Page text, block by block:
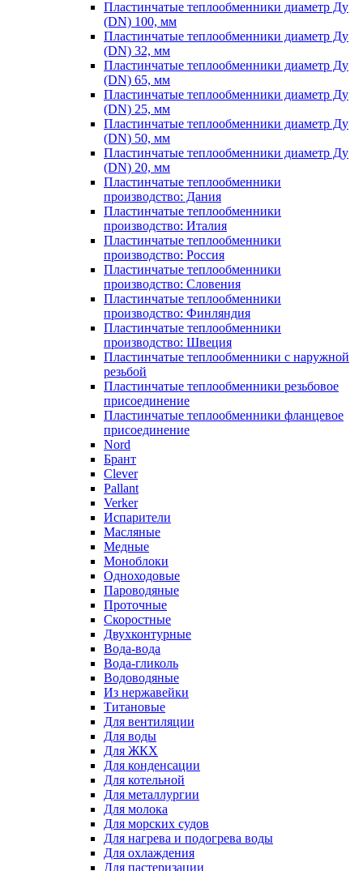
Пластинчатые теплообменники диаметр Ду
(DN) 100, мм
Пластинчатые теплообменники диаметр Ду
(DN) 32, мм
Пластинчатые теплообменники диаметр Ду
(DN) 65, мм
Пластинчатые теплообменники диаметр Ду
(DN) 25, мм
Пластинчатые теплообменники диаметр Ду
(DN) 50, мм
Пластинчатые теплообменники диаметр Ду
(DN) 20, мм
Пластинчатые теплообменники
производство: Дания
Пластинчатые теплообменники
производство: Италия
Пластинчатые теплообменники
производство: Россия
Пластинчатые теплообменники
производство: Словения
Пластинчатые теплообменники
производство: Финляндия
Пластинчатые теплообменники
производство: Швеция
Пластинчатые теплообменники с наружной
резьбой
Пластинчатые теплообменники резьбовое
присоединение
Пластинчатые теплообменники фланцевое
присоединение
Nord
Брант
Clever
Pallant
Verker
Испарители
Масляные
Медные
Моноблоки
Одноходовые
Пароводяные
Проточные
Скоростные
Двухконтурные
Вода-вода
Вода-гликоль
Водоводяные
Из нержавейки
Титановые
Для вентиляции
Для воды
Для ЖКХ
Для конденсации
Для котельной
Для металлургии
Для молока
Для морских судов
Для нагрева и подогрева воды
Для охлаждения
Для пастеризации